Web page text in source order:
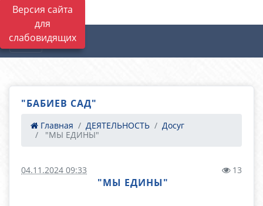
Версия сайта
для
слабовидящих
"БАБИЕВ САД"
Главная ДЕЯТЕЛЬНОСТЬ
Досуг
"МЫ ЕДИНЫ"
04.11.2024 09:33 13
"МЫ ЕДИНЫ"